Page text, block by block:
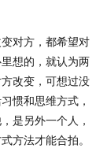
对方，都希望对
想的，就认为两
改变，可想过没
惯和思维方式，
是另外一个人，
方法才能合拍。